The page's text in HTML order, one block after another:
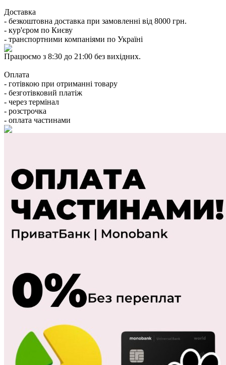
Доставка
- безкоштовна доставка при замовленні від 8000 грн.
- кур'єром по Києву
- транспортними компаніями по Україні
Працюємо з 8:30 до 21:00 без вихідних.
Оплата
- готівкою при отриманні товару
- безготівковий платіж
- через термінал
- розстрочка
- оплата частинами